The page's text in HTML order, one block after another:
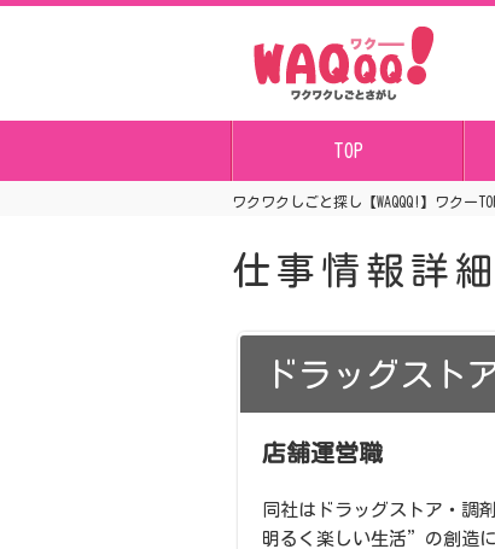
TOP
ワクワクしごと探し【WAQQQ!】ワクー
仕事情報詳細
ドラッグスト
店舗運営職
同社はドラッグストア・調
明るく楽しい生活”の創造